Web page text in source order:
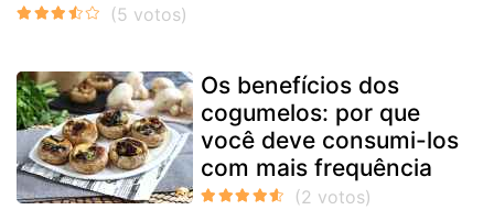
Os benefícios dos
cogumelos: por que
você deve consumi-los
com mais frequência